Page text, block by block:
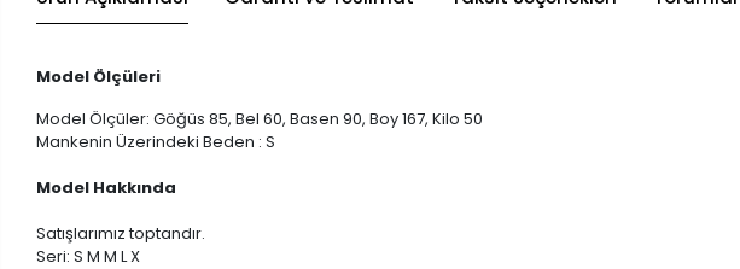
Model Ölçüleri
Model Ölçüler: Göğüs 85, Bel 60, Basen 90, Boy 167, Kilo 50
Mankenin Üzerindeki Beden : S
Model Hakkında
Satışlarımız toptandır.
Seri: S M M L X